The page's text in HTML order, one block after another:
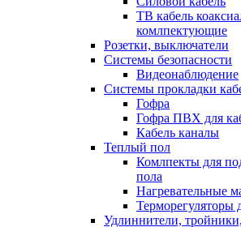
ТВ кабель
комлпектующие
Розетки, выключатели
Системы безопасности
Видеонаблюдение
Системы прокладки
Гофра
Гофра ПВХ для
Кабель каналы
Теплый пол
Комлпекты для
пола
Нагревательные
Терморегуляторы
Удлиннители,